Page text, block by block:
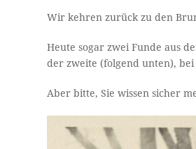
Wir kehren zurück zu den
Heute sogar zwei Funde aus
der zweite (folgend unten),
Aber bitte, Sie wissen sicher